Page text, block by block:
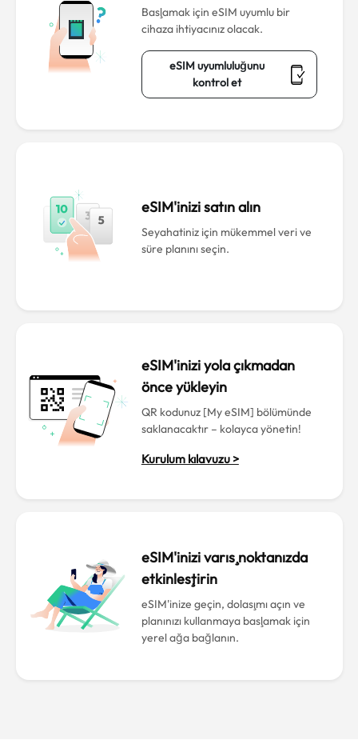
Başlamak için eSIM uyumlu bir
cihaza ihtiyacınız olacak.
eSIM uyumluluğunu
kontrol et
eSIM'inizi satın alın
Seyahatiniz için mükemmel veri ve
süre planını seçin.
eSIM'inizi yola çıkmadan
önce yükleyin
QR kodunuz [My eSIM] bölümünde
saklanacaktır – kolayca yönetin!
Kurulum kılavuzu >
eSIM'inizi varış noktanızda
etkinleştirin
eSIM'inize geçin, dolaşımı açın ve
planınızı kullanmaya başlamak için
yerel ağa bağlanın.